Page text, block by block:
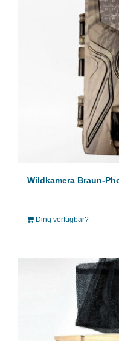
Wildkamera Braun-
Ding verfügbar?